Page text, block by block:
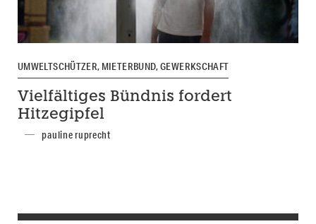
UMWELTSCHÜTZER, MIETERBUND, GEWERKSCHAFT
Vielfältiges Bündnis fordert
Hitzegipfel
pauline ruprecht